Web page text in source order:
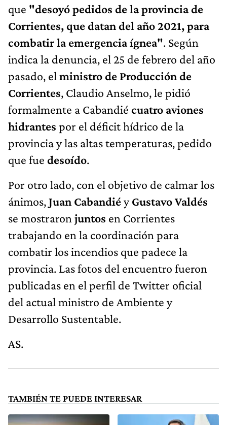
que "desoyó pedidos de la provincia de
Corrientes, que datan del año 2021, para
combatir la emergencia ígnea". Según
indica la denuncia, el 25 de febrero del año
pasado, el ministro de Producción de
Corrientes, Claudio Anselmo, le pidió
formalmente a Cabandié cuatro aviones
hidrantes por el déficit hídrico de la
provincia y las altas temperaturas, pedido
que fue desoído.
Por otro lado, con el objetivo de calmar los
ánimos,Juan CabandiéyGustavo Valdés
se mostraron juntos en Corrientes
trabajando en la coordinación para
combatir los incendios que padece la
provincia. Las fotos del encuentro fueron
publicadas en el perfil de Twitter oficial
del actual ministro de Ambiente y
Desarrollo Sustentable.
AS.
TAMBIÉN TE PUEDE INTERESAR